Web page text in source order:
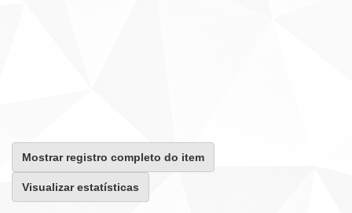
Mostrar registro completo do item
Visualizar estatísticas